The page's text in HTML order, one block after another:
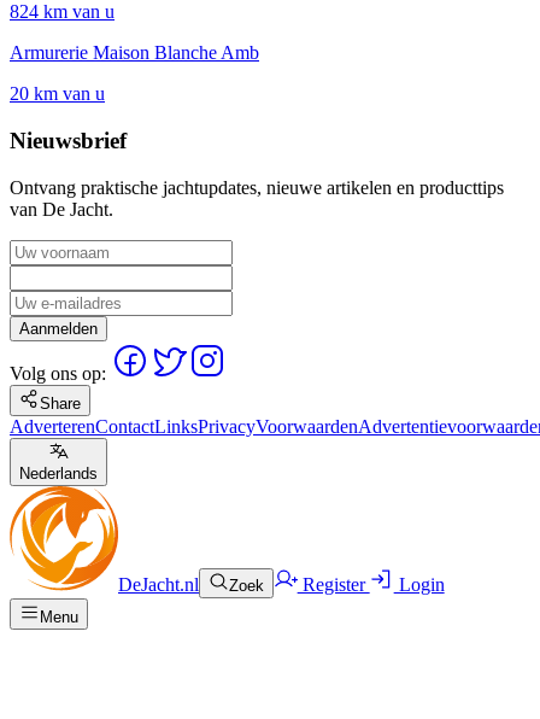
824 km van u
Armurerie Maison Blanche Amb
20 km van u
Nieuwsbrief
Ontvang praktische jachtupdates, nieuwe artikelen en producttips
van De Jacht.
Aanmelden
Volg ons op:
Share
AdverterenContactLinksPrivacyVoorwaarden
Nederlands
DeJacht.nl Zoek Register Login
Menu